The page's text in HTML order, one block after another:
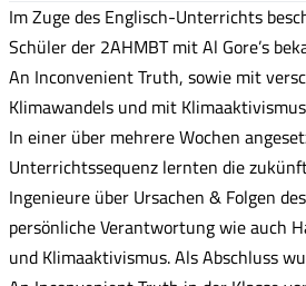
Im Zuge des Englisch-Unterrichts
Schüler der 2AHMBT mit Al Gore’s
An Inconvenient Truth, sowie mit
Klimawandels und mit
In einer über mehrere Wochen
Unterrichtssequenz lernten die
Ingenieure über Ursachen & Folgen
persönliche Verantwortung wie auch
und Klimaaktivismus. Als Abschluss